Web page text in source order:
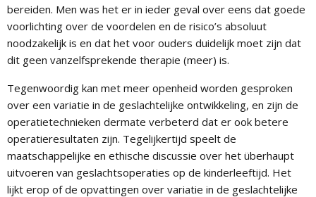
bereiden. Men was het er in ieder geval over eens dat goede
voorlichting over de voordelen en de risico’s absoluut
noodzakelijk is en dat het voor ouders duidelijk moet zijn dat
dit geen vanzelfsprekende therapie (meer) is.
Tegenwoordig kan met meer openheid worden gesproken
over een variatie in de geslachtelijke ontwikkeling, en zijn de
operatietechnieken dermate verbeterd dat er ook betere
operatieresultaten zijn. Tegelijkertijd speelt de
maatschappelijke en ethische discussie over het überhaupt
uitvoeren van geslachtsoperaties op de kinderleeftijd. Het
lijkt erop of de opvattingen over variatie in de geslachtelijke